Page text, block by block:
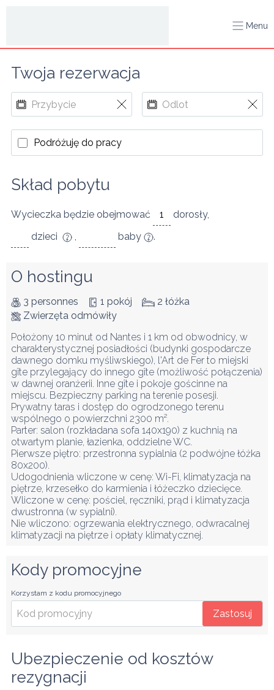
Menu
Twoja rezerwacja
Podróżuję do pracy
Skład pobytu
Wycieczka będzie obejmować dorosły,
dzieci
, baby .
O hostingu
3 personnes 1 pokój
2 łóżka
Zwierzęta odmówiły
Położony 10 minut od Nantes i 1 km od obwodnicy, w
charakterystycznej posiadłości (budynki gospodarcze
dawnego domku myśliwskiego), l'Art de Fer to miejski
gîte przylegający do innego gîte (możliwość połączenia)
w dawnej oranżerii. Inne gîte i pokoje gościnne na
miejscu. Bezpieczny parking na terenie posesji.
Prywatny taras i dostęp do ogrodzonego terenu
wspólnego o powierzchni 2300 m².
Parter: salon (rozkładana sofa 140x190) z kuchnią na
otwartym planie, łazienka, oddzielne WC.
Pierwsze piętro: przestronna sypialnia (2 podwójne łóżka
80x200).
Udogodnienia wliczone w cenę: Wi-Fi, klimatyzacja na
piętrze, krzesełko do karmienia i łóżeczko dziecięce.
Wliczone w cenę: pościel, ręczniki, prąd i klimatyzacja
dwustronna (w sypialni).
Nie wliczono: ogrzewania elektrycznego, odwracalnej
klimatyzacji na piętrze i opłaty klimatycznej.
Kody promocyjne
Korzystam z kodu promocyjnego
Zastosuj
Ubezpieczenie od kosztów
rezygnacji